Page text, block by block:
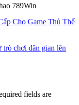
Cho Game Thủ Thế
chơi dân gian lên
fields are